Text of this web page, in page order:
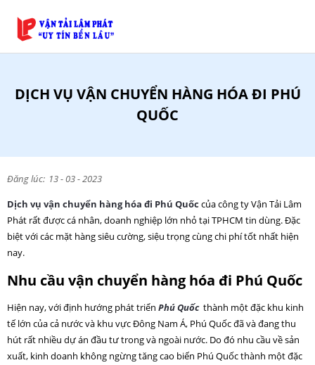
DỊCH VỤ VẬN CHUYỂN HÀNG HÓA ĐI PHÚ
QUỐC
Đăng lúc: 13 - 03 - 2023
Dịch vụ vận chuyển hàng hóa đi Phú Quốc của công ty Vận Tải Lâm
Phát rất được cá nhân, doanh nghiệp lớn nhỏ tại TPHCM tin dùng. Đặc
biệt với các mặt hàng siêu cường, siệu trọng cùng chi phí tốt nhất hiện
nay.
Nhu cầu vận chuyển hàng hóa đi Phú Quốc
Hiện nay, với định hướng phát triển Phú Quốc thành một đặc khu kinh
tế lớn của cả nước và khu vực Đông Nam Á, Phú Quốc đã và đang thu
hút rất nhiều dự án đầu tư trong và ngoài nước. Do đó nhu cầu về sản
xuất, kinh doanh không ngừng tăng cao biến Phú Quốc thành một đặc